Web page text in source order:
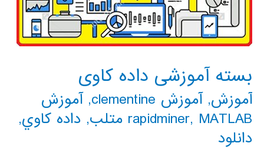
بسته آموزشی داده کاوی
آموزش,آموزش clementine ,آموزش
rapidminer, MATLAB متلب , داده كاوي,
دانلود